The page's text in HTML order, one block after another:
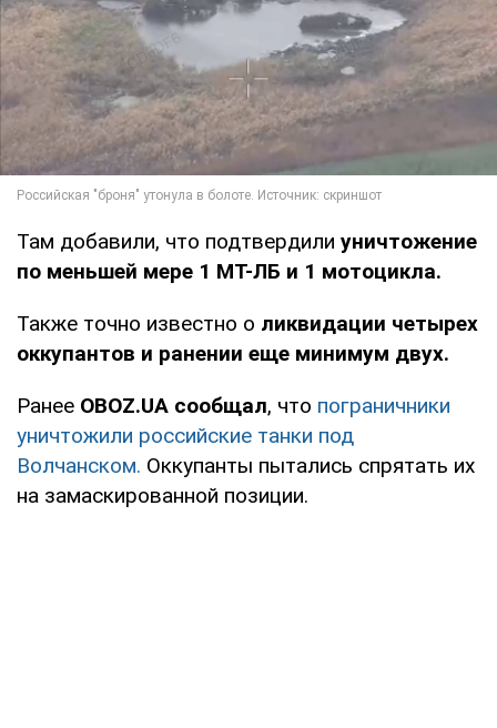
Там добавили, что подтвердили уничтожение
по меньшей мере 1 МТ-ЛБ и 1 мотоцикла.
Также точно известно о ликвидации четырех
оккупантов и ранении еще минимум двух.
Ранее OBOZ.UA сообщал, что пограничники
уничтожили российские танки под
Волчанском. Оккупанты пытались спрятать их
на замаскированной позиции.